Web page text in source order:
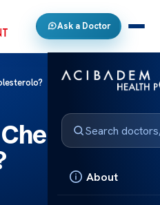
Ask a Doctor
About
cosa è il